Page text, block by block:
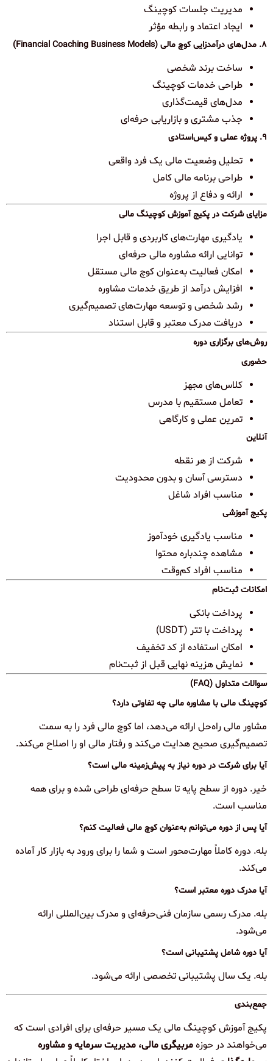
مدیریت جلسات کوچینگ
ایجاد اعتماد و رابطه مؤثر
۸. مدل‌های درآمدزایی کوچ مالی (Financial Coaching Business Models)
ساخت برند شخصی
طراحی خدمات کوچینگ
مدل‌های قیمت‌گذاری
جذب مشتری و بازاریابی حرفه‌ای
۹. پروژه عملی و کیس‌استادی
تحلیل وضعیت مالی یک فرد واقعی
طراحی برنامه مالی کامل
ارائه و دفاع از پروژه
مزایای شرکت در پکیج آموزش کوچینگ مالی
یادگیری مهارت‌های کاربردی و قابل اجرا
توانایی ارائه مشاوره مالی حرفه‌ای
امکان فعالیت به‌عنوان کوچ مالی مستقل
افزایش درآمد از طریق خدمات مشاوره
رشد شخصی و توسعه مهارت‌های تصمیم‌گیری
دریافت مدرک معتبر و قابل استناد
روش‌های برگزاری دوره
حضوری
کلاس‌های مجهز
تعامل مستقیم با مدرس
تمرین عملی و کارگاهی
آنلاین
شرکت از هر نقطه
دسترسی آسان و بدون محدودیت
مناسب افراد شاغل
پکیج آموزشی
مناسب یادگیری خودآموز
مشاهده چندباره محتوا
مناسب افراد کم‌وقت
امکانات ثبت‌نام
پرداخت بانکی
پرداخت با تتر (USDT)
امکان استفاده از کد تخفیف
نمایش هزینه نهایی قبل از ثبت‌نام
سوالات متداول (FAQ)
کوچینگ مالی با مشاوره مالی چه تفاوتی دارد؟
مشاور مالی راه‌حل ارائه می‌دهد، اما کوچ مالی فرد را به سمت
تصمیم‌گیری صحیح هدایت می‌کند و رفتار مالی او را اصلاح می‌کند.
آیا برای شرکت در دوره نیاز به پیش‌زمینه مالی است؟
خیر. دوره از سطح پایه تا سطح حرفه‌ای طراحی شده و برای همه
مناسب است.
آیا پس از دوره می‌توانم به‌عنوان کوچ مالی فعالیت کنم؟
بله. دوره کاملاً مهارت‌محور است و شما را برای ورود به بازار کار آماده
می‌کند.
آیا مدرک دوره معتبر است؟
بله. مدرک رسمی سازمان فنی‌حرفه‌ای و مدرک بین‌المللی ارائه
می‌شود.
آیا دوره شامل پشتیبانی است؟
بله. یک سال پشتیبانی تخصصی ارائه می‌شود.
جمع‌بندی
پکیج آموزش کوچینگ مالی یک مسیر حرفه‌ای برای افرادی است که
می‌خواهند در حوزهمربیگری مالی، مدیریت سرمایه و مشاوره